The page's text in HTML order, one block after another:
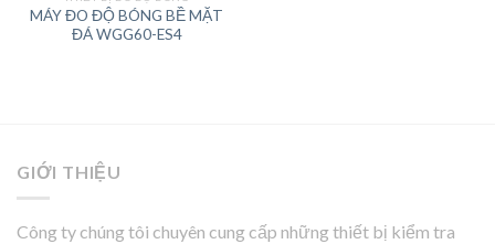
MÁY ĐO ĐỘ BÓNG BỀ MẶT
ĐÁ WGG60-ES4
GIỚI THIỆU
Công ty chúng tôi chuyên cung cấp những thiết bị kiểm tra